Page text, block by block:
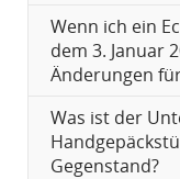
Wenn ich ein
dem 3. Januar
Änderungen
Was ist der
Gegenstand?